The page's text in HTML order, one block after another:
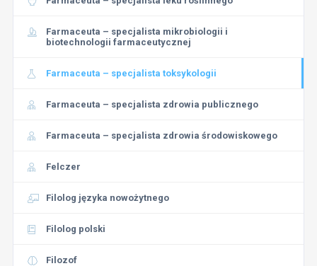
Farmaceuta – specjalista mikrobiologii i
biotechnologii farmaceutycznej
Farmaceuta – specjalista toksykologii
Farmaceuta – specjalista zdrowia publicznego
Farmaceuta – specjalista zdrowia środowiskowego
Felczer
Filolog języka nowożytnego
Filolog polski
Filozof